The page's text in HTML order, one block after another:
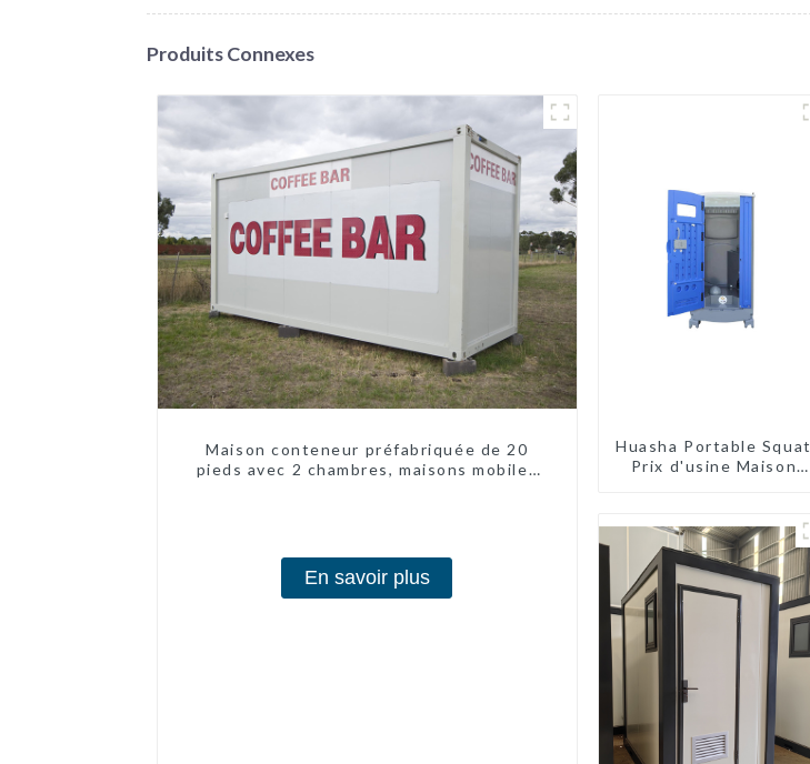
Produits Connexes
Maison conteneur préfabriquée de 20
pieds avec 2 chambres, maisons mobiles
En savoir plus
Huasha Portable Squat
Prix d'usine Maison
assemblée Toilettes
préfabriquées
portables Vente
Personnalisée
Personnalisée